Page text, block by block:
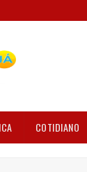
COTIDIANO